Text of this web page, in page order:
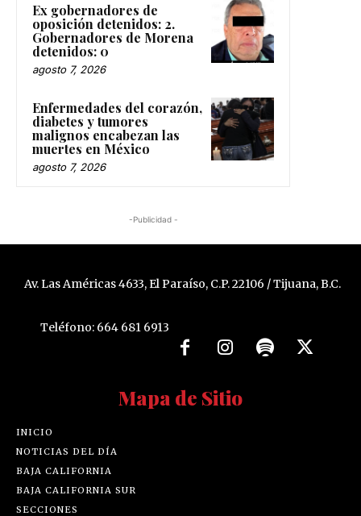
Ex gobernadores de
oposición detenidos: 2.
Gobernadores de Morena
detenidos: 0
agosto 7, 2026
Enfermedades del corazón,
diabetes y tumores
malignos encabezan las
muertes en México
agosto 7, 2026
-Publicidad -
Av. Las Américas 4633, El Paraíso, C.P. 22106 / Tijuana, B.C.
Teléfono: 664 681 6913
Mapa de Sitio
INICIO
NOTICIAS DEL DÍA
BAJA CALIFORNIA
BAJA CALIFORNIA SUR
SECCIONES